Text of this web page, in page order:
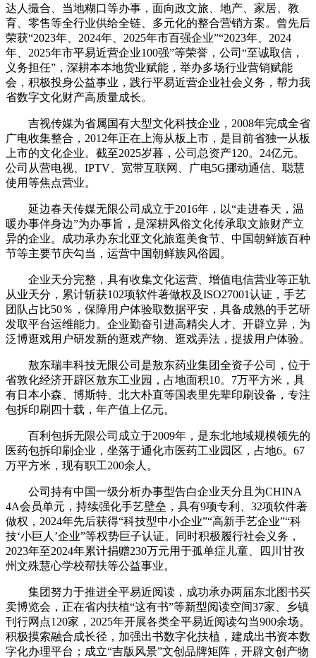
达人撮合、当地糊口等办事，面向政文旅、地产、家居、教
育、零售等全行业供给全链、多元化的整合营销方案。曾先后
荣获“2023年、2024年、2025年市百强企业”“2023年、2024
年、2025年市平易近营企业100强”等荣誉，公司“至诚取信，
义务担任”，深耕本本地货业赋能，举办多场行业营销赋能
会，积极投身公益事业，践行平易近营企业社会义务，帮力我
省数字文化财产高质量成长。
吉视传媒为省属国有大型文化科技企业，2008年完成全省
广电收集整合，2012年正在上海从板上市，是目前省独一从板
上市的文化企业。截至2025岁暮，公司总资产120。24亿元。
公司从营电视、IPTV、宽带互联网、广电5G挪动通信、聪慧
使用等焦点营业。
延边春天传媒无限公司成立于2016年，以“走进春天，温
暖办事伴身边”为办事旨，是深耕风俗文化传承取文旅财产立
异的企业。成功承办东北亚文化旅逛美食节、中国朝鲜族百种
节等主要节庆勾当，运营中国朝鲜族风俗园。
企业天分完整，具有收集文化运营、增值电信营业等正轨
从业天分，累计斩获102项软件著做权及ISO27001认证，手艺
团队占比50％，保障用户体验取数据平安，具备成熟的手艺研
发取平台运维能力。企业勤奋引进高精尖人才、开辟立异，为
泛博逛戏用户研发新的逛戏产物、逛戏弄法，提拔用户体验。
敖东瑞丰科技无限公司是敖东药业集团全资子公司，位于
省敦化经济开辟区敖东工业园，占地面积10。7万平方米，具
有日本小森、博斯特、北大朴直等国表里先辈印刷设备，专注
包拆印刷四十载，年产值上亿元。
百利包拆无限公司成立于2009年，是东北地域规模领先的
医药包拆印刷企业，坐落于通化市医药工业园区，占地6。67
万平方米，现有职工200余人。
公司持有中国一级分析办事型告白企业天分且为CHINA
4A会员单元，持续强化手艺壁垒，具有9项专利、32项软件著
做权，2024年先后获得“科技型中小企业”“高新手艺企业”“科
技‘小巨人’企业”等权势巨子认证。同时积极履行社会义务，
2023年至2024年累计捐赠230万元用于孤单症儿童、四川甘孜
州文殊慧心学校帮扶等公益事业。
集团努力于推进全平易近阅读，成功承办两届东北图书买
卖博览会，正在省内扶植“这有书”等新型阅读空间37家、乡镇
刊行网点120家，2025年开展各类全平易近阅读勾当900余场。
积极摸索融合成长径，加强出书数字化扶植，建成出书资本数
字化办理平台；成立“吉版风景”文创品牌矩阵，开辟文创产物